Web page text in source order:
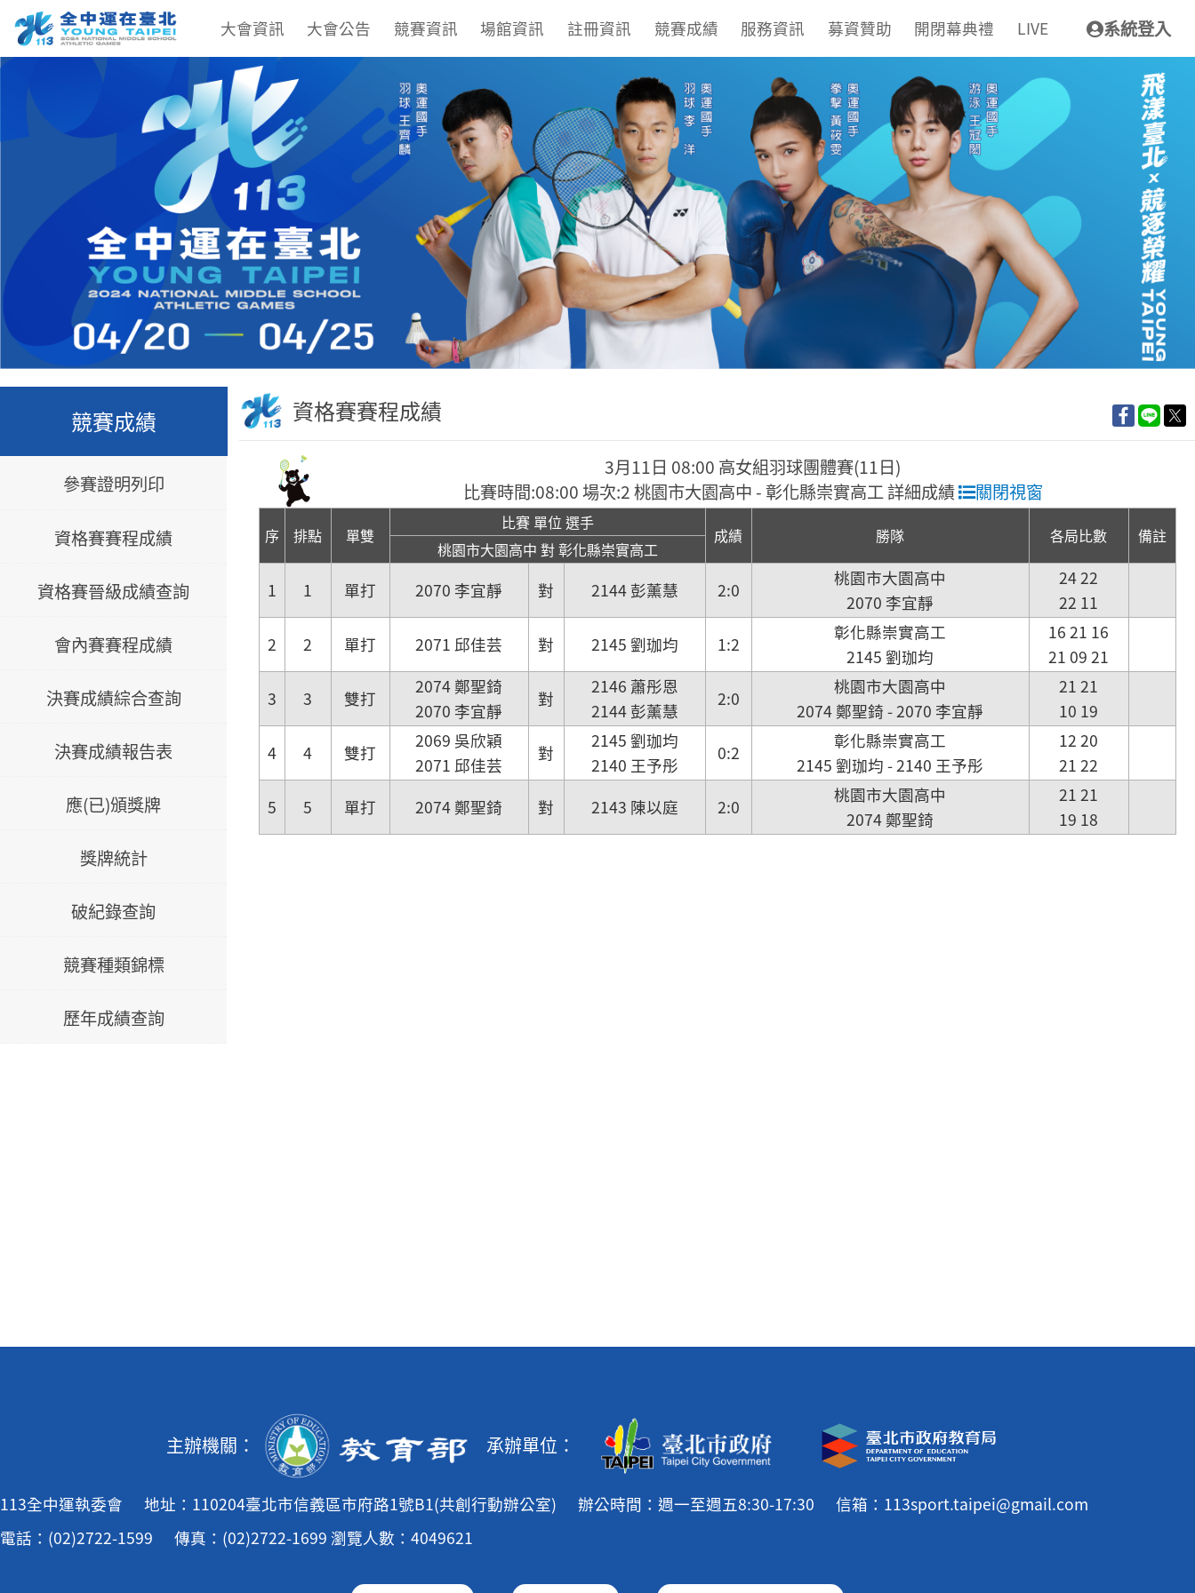
大會資訊 大會公告 競賽資訊 場館資訊 註冊資訊 競賽成績 服務資訊 募資贊助 開閉幕典禮 LIVE 系統登入
競賽成績
參賽證明列印
資格賽賽程成績
資格賽晉級成績查詢
會內賽賽程成績
決賽成績綜合查詢
決賽成績報告表
應(已)頒獎牌
獎牌統計
破紀錄查詢
競賽種類錦標
歷年成績查詢
資格賽賽程成績
3月11日 08:00 高女組羽球團體賽(11日)
比賽時間:08:00 場次:2 桃園市大園高中 - 彰化縣崇實高工 詳細成績
關閉視窗
序 排點 單雙
比賽 單位 選手
成績 勝隊 各局比數 備註
桃園市大園高中 對 彰化縣崇實高工
1 1 單打 2070 李宜靜 對 2144 彭薰慧 2:0
桃園市大園高中
2070 李宜靜
24 22
22 11
2
2 單打 2071 邱佳芸 對 2145 劉珈均 1:2
彰化縣崇實高工
2145 劉珈均
16 21 16
21 09 21
3
3 雙打
2074 鄭聖錡
2070 李宜靜
對
2146 蕭彤恩
2144 彭薰慧
2:0
桃園市大園高中
2074 鄭聖錡 - 2070 李宜靜
21 21
10 19
4
4 雙打
2069 吳欣穎
2071 邱佳芸
對
2145 劉珈均
2140 王予彤
0:2
彰化縣崇實高工
2145 劉珈均 - 2140 王予彤
12 20
21 22
5
5 單打 2074 鄭聖錡 對 2143 陳以庭 2:0
桃園市大園高中
2074 鄭聖錡
21 21
19 18
主辦機關： 承辦單位：
113全中運執委會 地址：110204臺北市信義區市府路1號B1(共創行動辦公室) 辦公時間：週一至週五8:30-17:30
信箱：113sport.taipei@gmail.com
電話：(02)2722-1599
傳真：(02)2722-1699 瀏覽人數：4049621